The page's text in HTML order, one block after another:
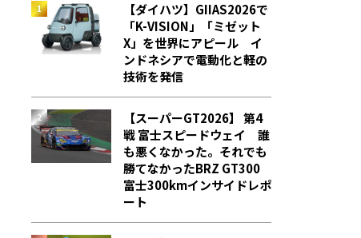
【ダイハツ】GIIAS2026で
「K-VISION」「ミゼット
X」を世界にアピール イ
ンドネシアで電動化と軽の
技術を発信
【スーパーGT2026】 第4
戦 富士スピードウェイ 誰
も悪くなかった。それでも
勝てなかった――BRZ GT300
富士300kmインサイドレポ
ート